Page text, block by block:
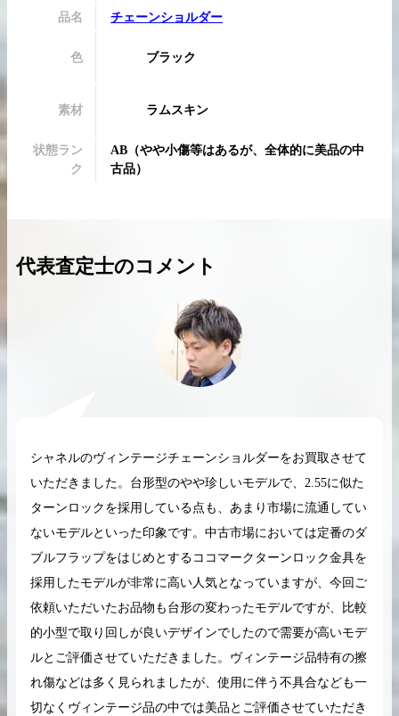
買取実績はこちらから
希少なリザード素材のバーキンの買取価格や
高く売るためのポイントを徹底解説
バーキン相場解説
ケリーアドの買取
取相場や高く売れ
ケリー相場解
コラムをさらにみる
品名 チェーンショルダー
色 ブラック
素材 ラムスキン
状態ラン
ク
AB （やや小傷等はあるが、全体的に美品の中
古品）
代表査定士のコメント
シャネルのヴィンテージチェーンショルダーをお買取させて
いただきました。台形型のやや珍しいモデルで、2.55に似た
ターンロックを採用している点も、あまり市場に流通してい
ないモデルといった印象です。中古市場においては定番のダ
ブルフラップをはじめとするココマークターンロック金具を
採用したモデルが非常に高い人気となっていますが、今回ご
依頼いただいたお品物も台形の変わったモデルですが、比較
的小型で取り回しが良いデザインでしたので需要が高いモデ
ルとご評価させていただきました。ヴィンテージ品特有の擦
れ傷などは多く見られましたが、使用に伴う不具合なども一
切なくヴィンテージ品の中では美品とご評価させていただき